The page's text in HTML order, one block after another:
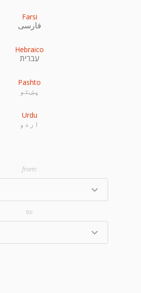
Farsi
فارسی
Hebraico
עִברִית
Pashto
پښتو
Urdu
اردو